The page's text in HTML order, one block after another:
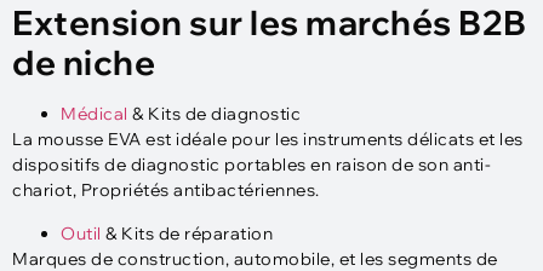
Extension sur les marchés B2B
de niche
Médical & Kits de diagnostic
La mousse EVA est idéale pour les instruments délicats et les
dispositifs de diagnostic portables en raison de son anti-
chariot, Propriétés antibactériennes.
Outil & Kits de réparation
Marques de construction, automobile, et les segments de